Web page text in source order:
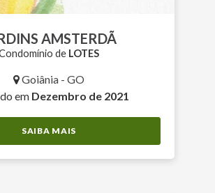
AMSTERDÃ
de LOTES
Goiânia - GO
em Dezembro de 2021
SAIBA MAIS